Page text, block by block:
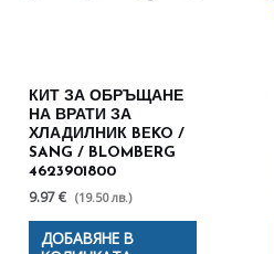
КИТ ЗА ОБРЪЩАНЕ
НА ВРАТИ ЗА
ХЛАДИЛНИК BEKO /
SANG / BLOMBERG
4623901800
9.97 € (19.50 лв.)
ДОБАВЯНЕ В